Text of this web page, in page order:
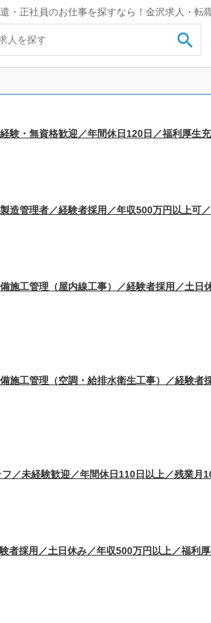
・正社員のお仕事を探すなら！金沢求人・転

験・無資格歓迎／年間休日120日／福利厚生
造管理者／経験者採用／年収500万円以上可
施工管理（屋内線工事）／経験者採用／土
施工管理（空調・給排水衛生工事）／経験
／未経験歓迎／年間休日110日以上／残業月
者採用／土日休み／年収500万円以上／福利